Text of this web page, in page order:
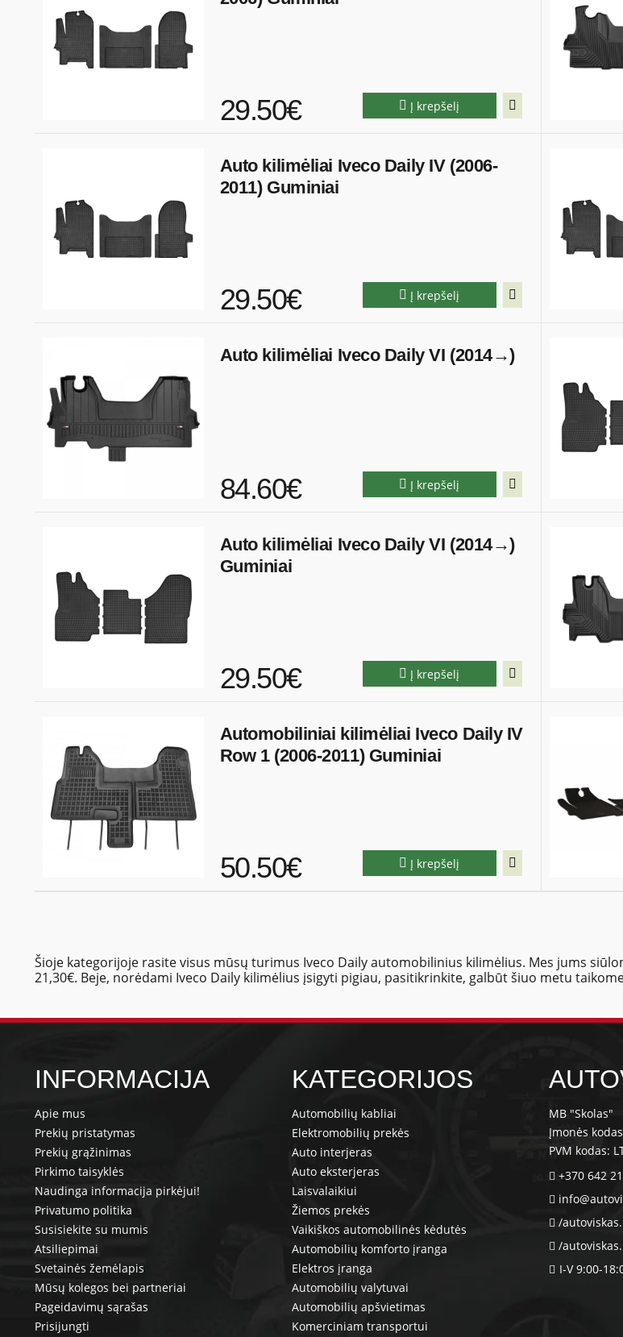
29.50€ Į krepšelį
Auto kilimėliai Iveco Daily IV (2006-
2011) Guminiai
29.50€ Į krepšelį
Auto kilimėliai Iveco Daily VI (2014→)
84.60€ Į krepšelį
Auto kilimėliai Iveco Daily VI (2014→)
Guminiai
29.50€ Į krepšelį
Automobiliniai kilimėliai Iveco Daily IV
Row 1 (2006-2011) Guminiai
50.50€ Į krepšelį
Šioje kategorijoje rasite visus mūsų turimus Iveco Daily automobilinius kilimėlius. Mes jums
21,30€. Beje, norėdami Iveco Daily kilimėlius įsigyti pigiau, pasitikrinkite, galbūt šiuo metu
INFORMACIJA
Apie mus
Prekių pristatymas
Prekių grąžinimas
Pirkimo taisyklės
Naudinga informacija pirkėjui!
Privatumo politika
Susisiekite su mumis
Atsiliepimai
Svetainės žemėlapis
Mūsų kolegos bei partneriai
Pageidavimų sąrašas
Prisijungti
KATEGORIJOS
Automobilių kabliai
Elektromobilių prekės
Auto interjeras
Auto eksterjeras
Laisvalaikiui
Žiemos prekės
Vaikiškos automobilinės kėdutės
Automobilių komforto įranga
Elektros įranga
Automobilių valytuvai
Automobilių apšvietimas
Komerciniam transportui
MB "Skolas"
Įmonės
PVM kodas:
+370 642
/
/
I-V 9:00-